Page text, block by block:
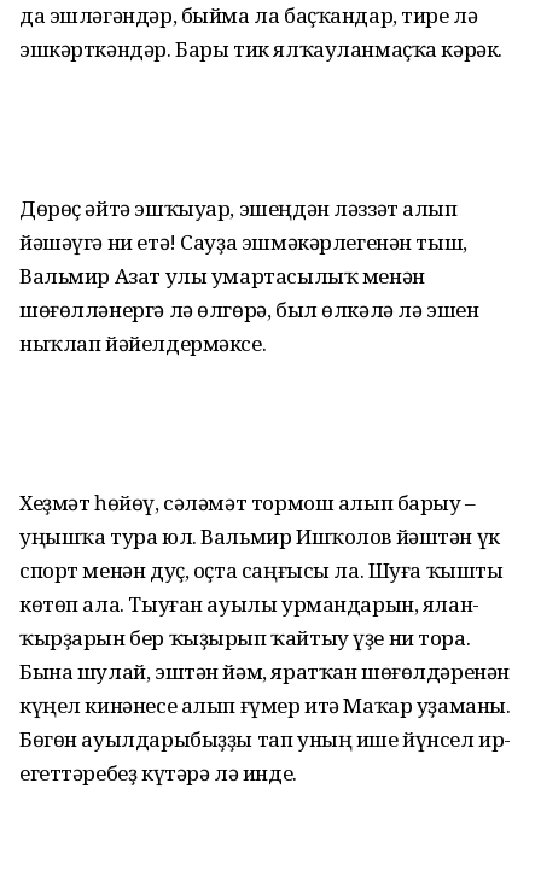
да эшләгәндәр, быйма ла баҫҡандар, тире лә
эшкәрткәндәр. Бары тик ялҡауланмаҫҡа кәрәк.
Дөрөҫ әйтә эшҡыуар, эшеңдән ләззәт алып
йәшәүгә ни етә! Сауҙа эшмәкәрлегенән тыш,
Вальмир Азат улы умартасылыҡ менән
шөғөлләнергә лә өлгөрә, был өлкәлә лә эшен
ныҡлап йәйелдермәксе.
Хеҙмәт һөйөү, сәләмәт тормош алып барыу –
уңышҡа тура юл. Вальмир Ишҡолов йәштән үк
спорт менән дуҫ, оҫта саңғысы ла. Шуға ҡышты
көтөп ала. Тыуған ауылы урмандарын, ялан-
ҡырҙарын бер ҡыҙырып ҡайтыу үҙе ни тора.
Бына шулай, эштән йәм, яратҡан шөғөлдәренән
күңел кинәнесе алып ғүмер итә Маҡар уҙаманы.
Бөгөн ауылдарыбыҙҙы тап уның ише йүнсел ир-
егеттәребеҙ күтәрә лә инде.